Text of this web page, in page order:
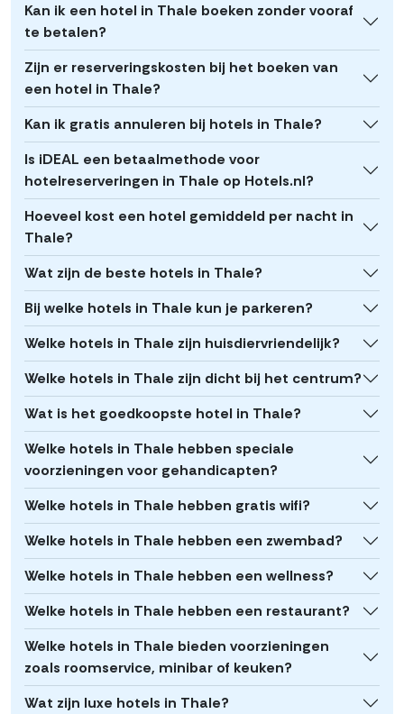
Kan ik een hotel in Thale boeken zonder vooraf
te betalen?
Zijn er reserveringskosten bij het boeken van
een hotel in Thale?
Kan ik gratis annuleren bij hotels in Thale?
Is iDEAL een betaalmethode voor
hotelreserveringen in Thale op Hotels.nl?
Hoeveel kost een hotel gemiddeld per nacht in
Thale?
Wat zijn de beste hotels in Thale?
Bij welke hotels in Thale kun je parkeren?
Welke hotels in Thale zijn huisdiervriendelijk?
Welke hotels in Thale zijn dicht bij het centrum?
Wat is het goedkoopste hotel in Thale?
Welke hotels in Thale hebben speciale
voorzieningen voor gehandicapten?
Welke hotels in Thale hebben gratis wifi?
Welke hotels in Thale hebben een zwembad?
Welke hotels in Thale hebben een wellness?
Welke hotels in Thale hebben een restaurant?
Welke hotels in Thale bieden voorzieningen
zoals roomservice, minibar of keuken?
Wat zijn luxe hotels in Thale?